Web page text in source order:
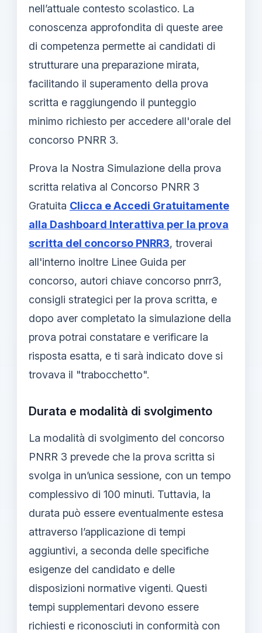
nell’attuale contesto scolastico. La
conoscenza approfondita di queste aree
di competenza permette ai candidati di
strutturare una preparazione mirata,
facilitando il superamento della prova
scritta e raggiungendo il punteggio
minimo richiesto per accedere all'orale del
concorso PNRR 3.
Prova la Nostra Simulazione della prova
scritta relativa al Concorso PNRR 3
Gratuita Clicca e Accedi Gratuitamente
alla Dashboard Interattiva per la prova
scritta del concorso PNRR3, troverai
all'interno inoltre Linee Guida per
concorso, autori chiave concorso pnrr3,
consigli strategici per la prova scritta, e
dopo aver completato la simulazione della
prova potrai constatare e verificare la
risposta esatta, e ti sarà indicato dove si
trovava il "trabocchetto".
Durata e modalità di svolgimento
La modalità di svolgimento del concorso
PNRR 3 prevede che la prova scritta si
svolga in un’unica sessione, con un tempo
complessivo di 100 minuti. Tuttavia, la
durata può essere eventualmente estesa
attraverso l’applicazione di tempi
aggiuntivi, a seconda delle specifiche
esigenze del candidato e delle
disposizioni normative vigenti. Questi
tempi supplementari devono essere
richiesti e riconosciuti in conformità con